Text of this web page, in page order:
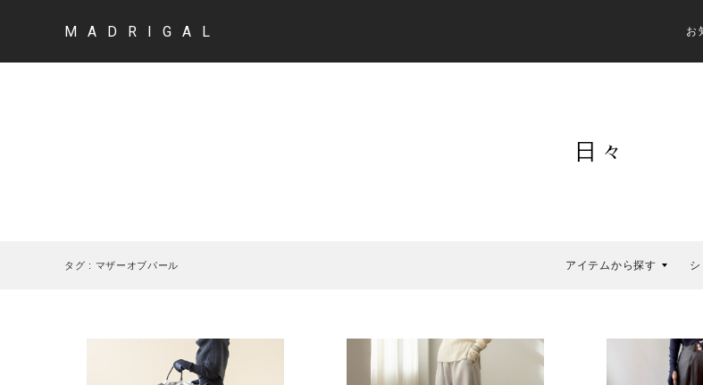
MADRIGAL お
日々
タグ : マザーオブパール アイテムから探す